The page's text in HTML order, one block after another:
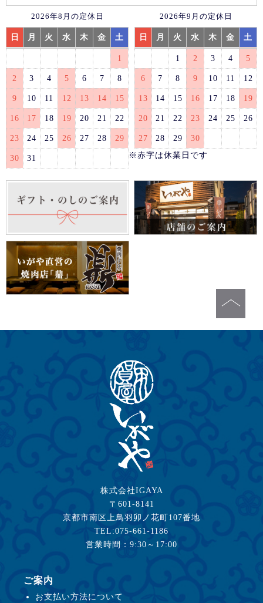
2026年8月の定休日
日 月 火 水 木 金 土
1
2 3 4 5 6 7 8
9 10 11 12 13 14 15
16 17 18 19 20 21 22
23 24 25 26 27 28 29
30 31
2026年9月の定休日
日 月 火 水 木 金 土
1 2 3 4 5
6 7 8 9 10 11 12
13 14 15 16 17 18 19
20 21 22 23 24 25 26
27 28 29
30
※赤字は休業日です
株式会社IGAYA
〒601-8141
京都市南区上鳥羽卯ノ花町107番地
TEL:075-661-1186
営業時間：9:30～17:00
ご案内
お支払い方法について